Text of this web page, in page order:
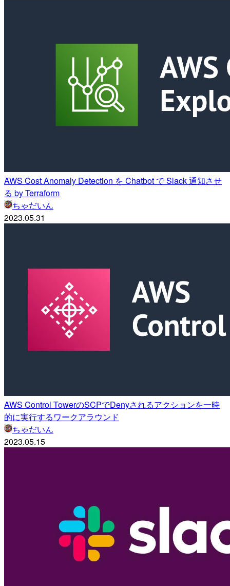
AWS Cost Anomaly Detection を Chatbot で Slack 通知させ
る by Terraform
ちゃだいん
2023.05.31
AWS Control TowerのSCPでDenyされるアクションを一時
的に実行するワークアラウンド
ちゃだいん
2023.05.15